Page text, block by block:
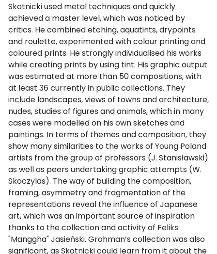
Skotnicki used metal techniques and quickly
achieved a master level, which was noticed by
critics. He combined etching, aquatints, drypoints
and roulette, experimented with colour printing and
coloured prints. He strongly individualised his works
while creating prints by using tint. His graphic output
was estimated at more than 50 compositions, with
at least 36 currently in public collections. They
include landscapes, views of towns and architecture,
nudes, studies of figures and animals, which in many
cases were modelled on his own sketches and
paintings. In terms of themes and composition, they
show many similarities to the works of Young Poland
artists from the group of professors (J. Stanisławski)
as well as peers undertaking graphic attempts (W.
Skoczylas). The way of building the composition,
framing, asymmetry and fragmentation of the
representations reveal the influence of Japanese
art, which was an important source of inspiration
thanks to the collection and activity of Feliks
"Manggha" Jasieński. Grohman’s collection was also
significant, as Skotnicki could learn from it about the